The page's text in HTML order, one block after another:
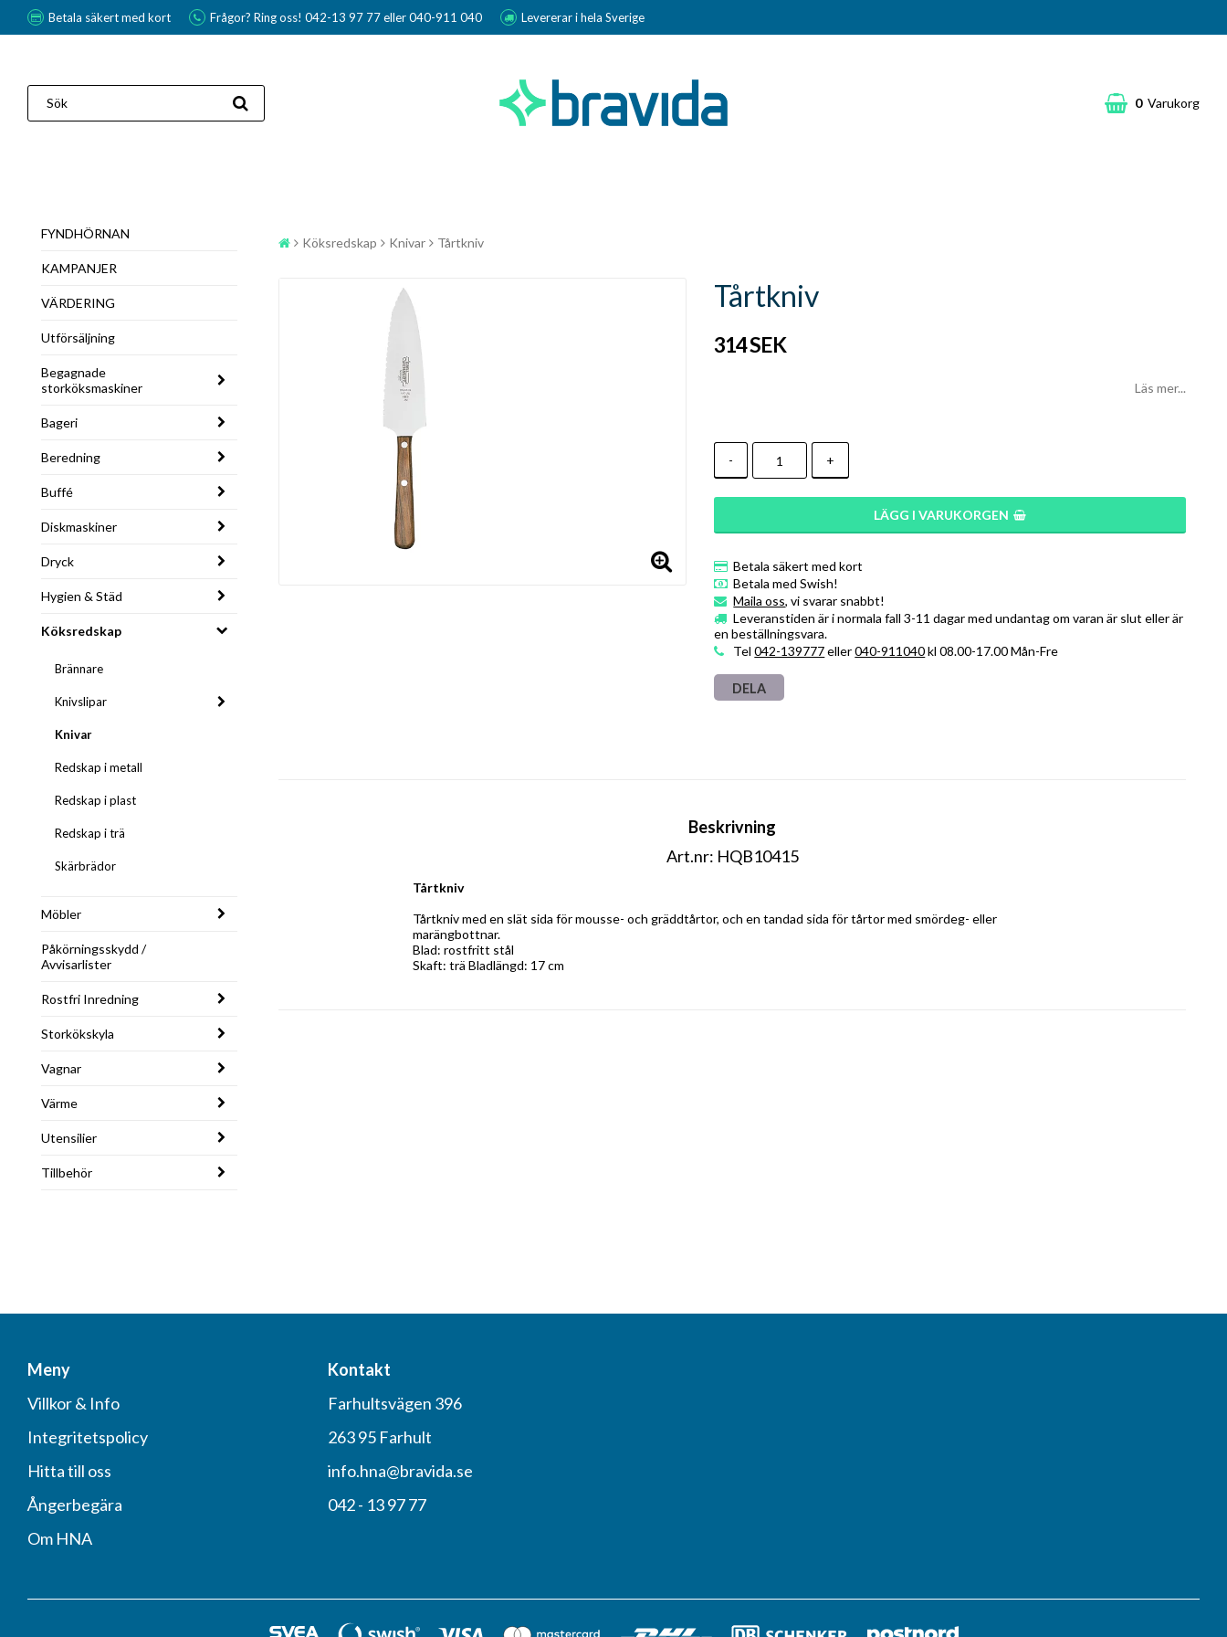
Betala säkert med kort Frågor? Ring oss! 042-13 97 77 eller 040-911 040 Levererar i hela Sverige
0 Varukorg
FYNDHÖRNAN
KAMPANJER
VÄRDERING
Utförsäljning
Begagnade
storköksmaskiner
Bageri
Beredning
Buffé
Diskmaskiner
Dryck
Hygien & Städ
Köksredskap
Brännare
Knivslipar
Knivar
Redskap i metall
Redskap i plast
Redskap i trä
Skärbrädor
Möbler
Påkörningsskydd /
Avvisarlister
Rostfri Inredning
Storkökskyla
Vagnar
Värme
Utensilier
Tillbehör
Köksredskap Knivar Tårtkniv
Tårtkniv
314 SEK
Läs mer...
- +
LÄGG I VARUKORGEN
Betala säkert med kort
Betala med Swish!
Maila oss, vi svarar snabbt!
Leveranstiden är i normala fall 3-11 dagar med undantag om varan är slut eller är
en beställningsvara.
Tel042-139777eller040-911040kl 08.00-17.00 Mån-Fre
DELA
Beskrivning
Art.nr: HQB10415
Tårtkniv
Tårtkniv med en slät sida för mousse- och gräddtårtor, och en tandad sida för tårtor med smördeg- eller
marängbottnar.
Blad: rostfritt stål
Skaft: trä Bladlängd: 17 cm
Meny
Villkor & Info
Integritetspolicy
Hitta till oss
Ångerbegära
Om HNA
Kontakt
Farhultsvägen 396
263 95 Farhult
info.hna@bravida.se
042 - 13 97 77